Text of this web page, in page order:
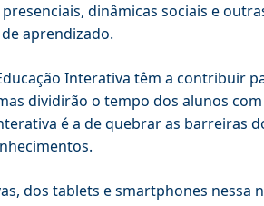
dinâmicas sociais e
aprendizado.
Interativa têm a contribuir
dividirão o tempo dos alunos
é a de quebrar as barreiras
dos tablets e smartphones nessa